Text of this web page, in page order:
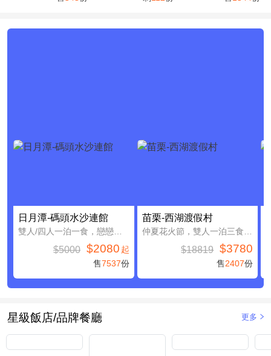
日月潭-碼頭水沙連館
$5000 $2080 起
售7537份
苗栗-西湖渡假村
$18819 $3780
售2407份
星級飯店/品牌餐廳 更多